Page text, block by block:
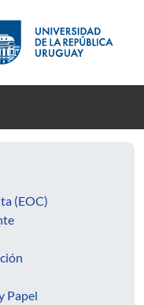
(EOC)
Papel